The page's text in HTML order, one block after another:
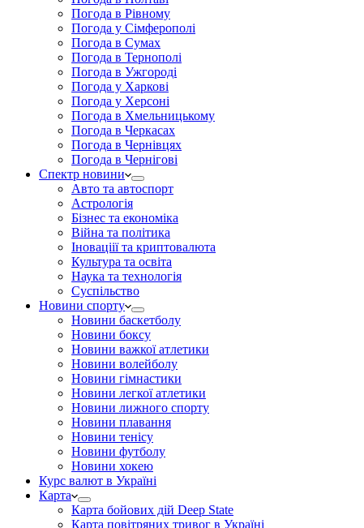
Погода в Рівному
Погода у Сімферополі
Погода в Сумах
Погода в Тернополі
Погода в Ужгороді
Погода у Харкові
Погода у Херсоні
Погода в Хмельницькому
Погода в Черкасах
Погода в Чернівцях
Погода в Чернігові
Спектр новини
Авто та автоспорт
Астрологія
Бізнес та економіка
Війна та політика
Іноваціії та криптовалюта
Культура та освіта
Наука та технологія
Суспільство
Новини спорту
Новини баскетболу
Новини боксу
Новини важкої атлетики
Новини волейболу
Новини гімнастики
Новини легкої атлетики
Новини лижного спорту
Новини плавання
Новини тенісу
Новини футболу
Новини хокею
Курс валют в Україні
Карта
Карта бойових дій Deep State
Карта повітряних тривог в Україні